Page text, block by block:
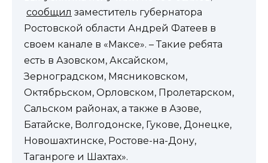
сообщил заместитель губернатора
Ростовской области Андрей Фатеев в
своем канале в «Максе». – Такие ребята
есть в Азовском, Аксайском,
Зерноградском, Мясниковском,
Октябрьском, Орловском, Пролетарском,
Сальском районах, а также в Азове,
Батайске, Волгодонске, Гукове, Донецке,
Новошахтинске, Ростове-на-Дону,
Таганроге и Шахтах».